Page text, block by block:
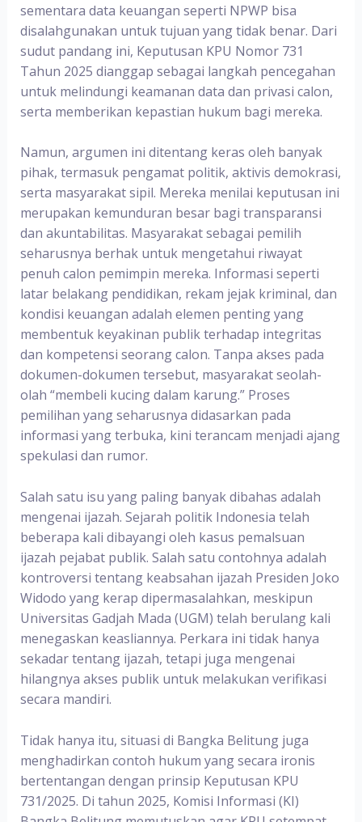
sementara data keuangan seperti NPWP bisa
disalahgunakan untuk tujuan yang tidak benar. Dari
sudut pandang ini, Keputusan KPU Nomor 731
Tahun 2025 dianggap sebagai langkah pencegahan
untuk melindungi keamanan data dan privasi calon,
serta memberikan kepastian hukum bagi mereka.
Namun, argumen ini ditentang keras oleh banyak
pihak, termasuk pengamat politik, aktivis demokrasi,
serta masyarakat sipil. Mereka menilai keputusan ini
merupakan kemunduran besar bagi transparansi
dan akuntabilitas. Masyarakat sebagai pemilih
seharusnya berhak untuk mengetahui riwayat
penuh calon pemimpin mereka. Informasi seperti
latar belakang pendidikan, rekam jejak kriminal, dan
kondisi keuangan adalah elemen penting yang
membentuk keyakinan publik terhadap integritas
dan kompetensi seorang calon. Tanpa akses pada
dokumen-dokumen tersebut, masyarakat seolah-
olah “membeli kucing dalam karung.” Proses
pemilihan yang seharusnya didasarkan pada
informasi yang terbuka, kini terancam menjadi ajang
spekulasi dan rumor.
Salah satu isu yang paling banyak dibahas adalah
mengenai ijazah. Sejarah politik Indonesia telah
beberapa kali dibayangi oleh kasus pemalsuan
ijazah pejabat publik. Salah satu contohnya adalah
kontroversi tentang keabsahan ijazah Presiden Joko
Widodo yang kerap dipermasalahkan, meskipun
Universitas Gadjah Mada (UGM) telah berulang kali
menegaskan keasliannya. Perkara ini tidak hanya
sekadar tentang ijazah, tetapi juga mengenai
hilangnya akses publik untuk melakukan verifikasi
secara mandiri.
Tidak hanya itu, situasi di Bangka Belitung juga
menghadirkan contoh hukum yang secara ironis
bertentangan dengan prinsip Keputusan KPU
731/2025. Di tahun 2025, Komisi Informasi (KI)